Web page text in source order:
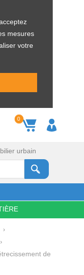
mesures
votre
0
urbain
›
›
de